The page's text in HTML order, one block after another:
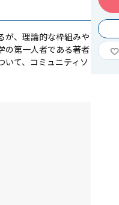
が、理論的な枠組みや
の第一人者である著者
て、コミュニティソ